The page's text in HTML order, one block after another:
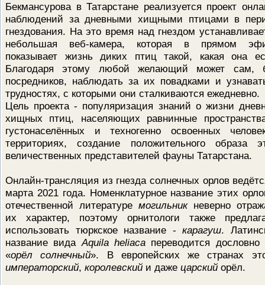
ПРОВЕРОЧНЫЙ ЛИСТ,
ПРИМЕНЯЕМЫЙ ПРИ
ОСУЩЕСТВЛЕНИИ
ГОСУДАРСТВЕННОГО
ОБЛАСТИ ОХРАНЫ И
ИСПОЛЬЗОВАНИЯ ООПТ
ФЕДЕРАЛЬНОГО ЗНАЧЕНИЯ
ПРОГРАММА ПРОФИЛАКТИКИ
РИСКОВ ПРИЧИНЕНИЯ
ПЛАН ПРОВЕДЕНИЯ
КОНТРОЛЬНЫХ
ИСЧЕРПЫВАЮЩИЙ
СВЕДЕНИЙ, КОТОРЫЕ МОГУТ
ЗАПРАШИВАТЬСЯ
(НАДЗОРНЫМ) ОРГАНОМ У
КОНТРОЛИРУЕМОГО ЛИЦА
Бекмансурова в Татарстане реализуется проект
наблюдений за дневными хищными птицами в
гнездования. На это время над гнездом
небольшая веб-камера, которая в прямом
показывает жизнь диких птиц такой, какая она
Благодаря этому любой желающий может сам,
посредников, наблюдать за их повадками и
трудностях, с которыми они сталкиваются ежедневно.
Цель проекта - популяризация знаний о жизни
хищных птиц, населяющих равнинные
густонаселённых и техногенно освоенных
территориях, создание положительного образа
величественных представителей фауны Татарстана.
Онлайн-трансляция из гнезда солнечных орлов
марта 2021 года. Номенклатурное название этих
отечественной литературе могильник неверно
их характер, поэтому орнитологи также
использовать тюркское название -карагуш.
название вида Aquila heliaca переводится дословно
«орёлсолнечный». В европейских же странах
императорский, королевский и даже царский орёл.